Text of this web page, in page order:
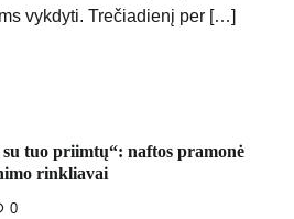
vykdyti. Trečiadienį per […]
tuo priimtų“: naftos pramonė
rinkliavai
0